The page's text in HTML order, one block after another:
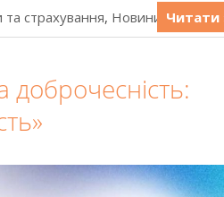
та страхування, Новини Читати
доброчесність: